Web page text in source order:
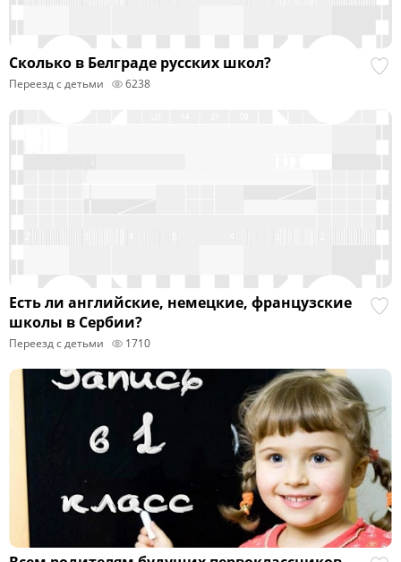
Сколько в Белграде русских школ?
Переезд с детьми 6238
Есть ли английские, немецкие, французские
школы в Сербии?
Переезд с детьми 1710